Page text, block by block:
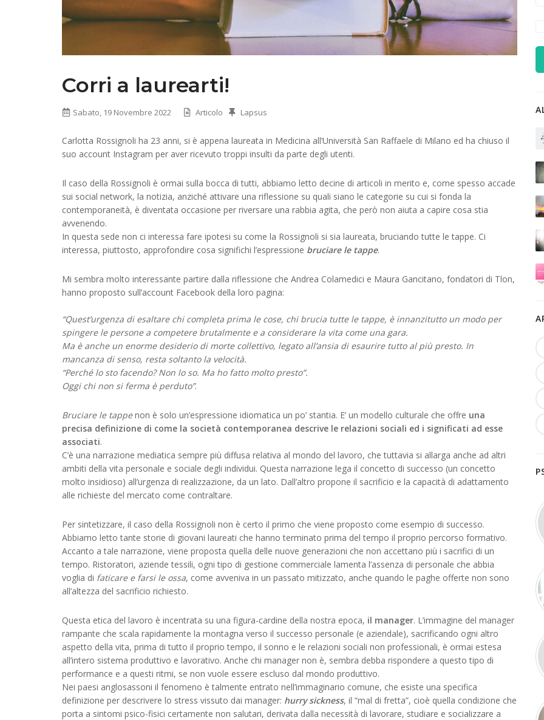
Corri a laurearti!
Sabato, 19 Novembre 2022 Articolo Lapsus
Carlotta Rossignoli ha 23 anni, si è appena laureata in Medicina all’Università San Raffaele di Milano ed ha chiuso il
suo account Instagram per aver ricevuto troppi insulti da parte degli utenti.
Il caso della Rossignoli è ormai sulla bocca di tutti, abbiamo letto decine di articoli in merito e, come spesso accade
sui social network, la notizia, anziché attivare una riflessione su quali siano le categorie su cui si fonda la
contemporaneità, è diventata occasione per riversare una rabbia agita, che però non aiuta a capire cosa stia
avvenendo.
In questa sede non ci interessa fare ipotesi su come la Rossignoli si sia laureata, bruciando tutte le tappe. Ci
interessa, piuttosto, approfondire cosa significhi l’espressione bruciare le tappe.
Mi sembra molto interessante partire dalla riflessione che Andrea Colamedici e Maura Gancitano, fondatori di Tlon,
hanno proposto sull’account Facebook della loro pagina:
“Quest’urgenza di esaltare chi completa prima le cose, chi brucia tutte le tappe, è innanzitutto un modo per
spingere le persone a competere brutalmente e a considerare la vita come una gara.
Ma è anche un enorme desiderio di morte collettivo, legato all’ansia di esaurire tutto al più presto. In
mancanza di senso, resta soltanto la velocità.
“Perché lo sto facendo? Non lo so. Ma ho fatto molto presto”.
Oggi chi non si ferma è perduto”.
Bruciare le tappenon è solo un’espressione idiomatica un po’ stantia. E’ un modello culturale che offre una
precisa definizione di come la società contemporanea descrive le relazioni sociali ed i significati ad esse
associati.
C’è una narrazione mediatica sempre più diffusa relativa al mondo del lavoro, che tuttavia si allarga anche ad altri
ambiti della vita personale e sociale degli individui. Questa narrazione lega il concetto di successo (un concetto
molto insidioso) all’urgenza di realizzazione, da un lato. Dall’altro propone il sacrificio e la capacità di adattamento
alle richieste del mercato come contraltare.
Per sintetizzare, il caso della Rossignoli non è certo il primo che viene proposto come esempio di successo.
Abbiamo letto tante storie di giovani laureati che hanno terminato prima del tempo il proprio percorso formativo.
Accanto a tale narrazione, viene proposta quella delle nuove generazioni che non accettano più i sacrifici di un
tempo. Ristoratori, aziende tessili, ogni tipo di gestione commerciale lamenta l’assenza di personale che abbia
voglia di faticare e farsi le ossa, come avveniva in un passato mitizzato, anche quando le paghe offerte non sono
all’altezza del sacrificio richiesto.
Questa etica del lavoro è incentrata su una figura-cardine della nostra epoca, il manager. L’immagine del manager
rampante che scala rapidamente la montagna verso il successo personale (e aziendale), sacrificando ogni altro
aspetto della vita, prima di tutto il proprio tempo, il sonno e le relazioni sociali non professionali, è ormai estesa
all’intero sistema produttivo e lavorativo. Anche chi manager non è, sembra debba rispondere a questo tipo di
performance e a questi ritmi, se non vuole essere escluso dal mondo produttivo.
Nei paesi anglosassoni il fenomeno è talmente entrato nell’immaginario comune, che esiste una specifica
definizione per descrivere lo stress vissuto dai manager: hurry sickness, il “mal di fretta”, cioè quella condizione che
porta a sintomi psico-fisici certamente non salutari, derivata dalla necessità di lavorare, studiare e socializzare a